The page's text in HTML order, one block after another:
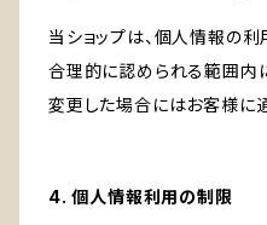
当ショップは、個人情報の
合理的に認められる範囲内
変更した場合にはお客様に
4. 個人情報利用の制限